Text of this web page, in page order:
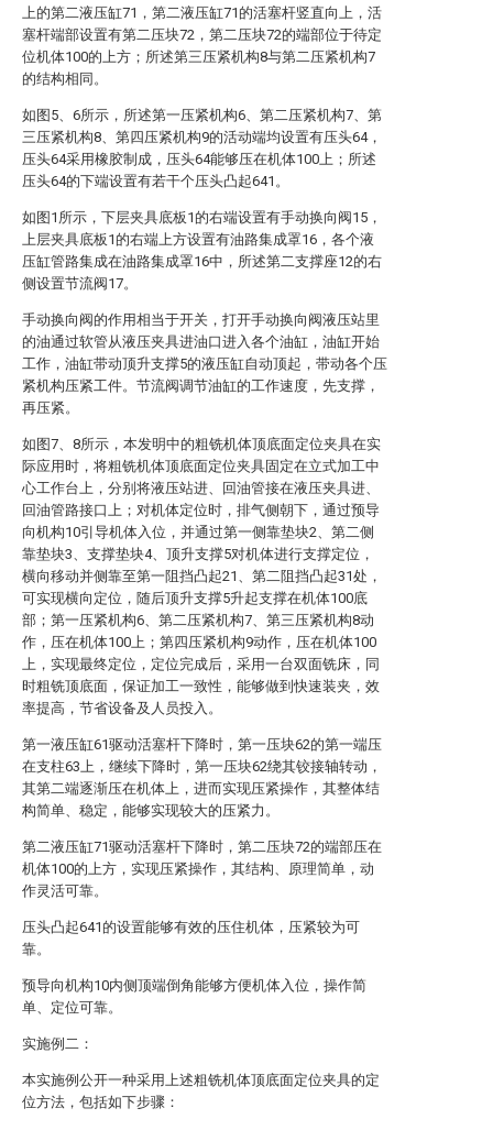
上的第二液压缸71，第二液压缸71的活塞杆竖直向上，活
塞杆端部设置有第二压块72，第二压块72的端部位于待定
位机体100的上方；所述第三压紧机构8与第二压紧机构7
的结构相同。
如图5、6所示，所述第一压紧机构6、第二压紧机构7、第
三压紧机构8、第四压紧机构9的活动端均设置有压头64，
压头64采用橡胶制成，压头64能够压在机体100上；所述
压头64的下端设置有若干个压头凸起641。
如图1所示，下层夹具底板1的右端设置有手动换向阀15，
上层夹具底板1的右端上方设置有油路集成罩16，各个液
压缸管路集成在油路集成罩16中，所述第二支撑座12的右
侧设置节流阀17。
手动换向阀的作用相当于开关，打开手动换向阀液压站里
的油通过软管从液压夹具进油口进入各个油缸，油缸开始
工作，油缸带动顶升支撑5的液压缸自动顶起，带动各个压
紧机构压紧工件。节流阀调节油缸的工作速度，先支撑，
再压紧。
如图7、8所示，本发明中的粗铣机体顶底面定位夹具在实
际应用时，将粗铣机体顶底面定位夹具固定在立式加工中
心工作台上，分别将液压站进、回油管接在液压夹具进、
回油管路接口上；对机体定位时，排气侧朝下，通过预导
向机构10引导机体入位，并通过第一侧靠垫块2、第二侧
靠垫块3、支撑垫块4、顶升支撑5对机体进行支撑定位，
横向移动并侧靠至第一阻挡凸起21、第二阻挡凸起31处，
可实现横向定位，随后顶升支撑5升起支撑在机体100底
部；第一压紧机构6、第二压紧机构7、第三压紧机构8动
作，压在机体100上；第四压紧机构9动作，压在机体100
上，实现最终定位，定位完成后，采用一台双面铣床，同
时粗铣顶底面，保证加工一致性，能够做到快速装夹，效
率提高，节省设备及人员投入。
第一液压缸61驱动活塞杆下降时，第一压块62的第一端压
在支柱63上，继续下降时，第一压块62绕其铰接轴转动，
其第二端逐渐压在机体上，进而实现压紧操作，其整体结
构简单、稳定，能够实现较大的压紧力。
第二液压缸71驱动活塞杆下降时，第二压块72的端部压在
机体100的上方，实现压紧操作，其结构、原理简单，动
作灵活可靠。
压头凸起641的设置能够有效的压住机体，压紧较为可
靠。
预导向机构10内侧顶端倒角能够方便机体入位，操作简
单、定位可靠。
实施例二：
本实施例公开一种采用上述粗铣机体顶底面定位夹具的定
位方法，包括如下步骤：